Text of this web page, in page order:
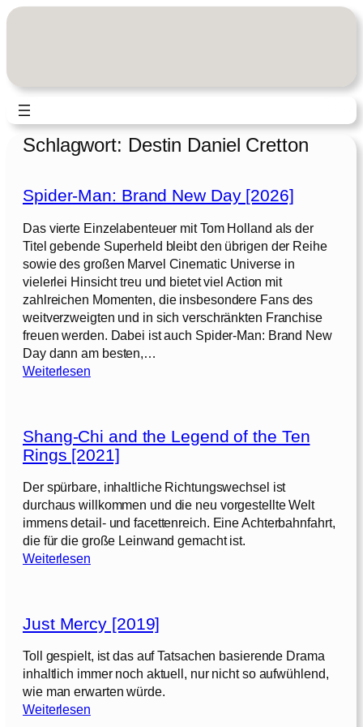
Zum
Schlagwort: Destin Daniel Cretton
Spider-Man: Brand New Day [2026]
Das vierte Einzelabenteuer mit Tom Holland als der
Titel gebende Superheld bleibt den übrigen der Reihe
sowie des großen Marvel Cinematic Universe in
vielerlei Hinsicht treu und bietet viel Action mit
zahlreichen Momenten, die insbesondere Fans des
weitverzweigten und in sich verschränkten Franchise
freuen werden. Dabei ist auch Spider-Man: Brand New
Day dann am besten,…
Weiterlesen:
d
e
-
M
a
n
:
a
n
d
N
e
w
Shang-Chi and the Legend of the Ten
Rings [2021]
Der spürbare, inhaltliche Richtungswechsel ist
durchaus willkommen und die neu vorgestellte Welt
immens detail- und facettenreich. Eine Achterbahnfahrt,
die für die große Leinwand gemacht ist.
Weiterlesen:
n
-
C
h
i
Just Mercy [2019]
Toll gespielt, ist das auf Tatsachen basierende Drama
inhaltlich immer noch aktuell, nur nicht so aufwühlend,
wie man erwarten würde.
Weiterlesen: